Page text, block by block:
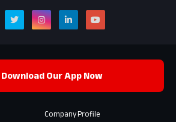
Download Our App Now
Company Profile